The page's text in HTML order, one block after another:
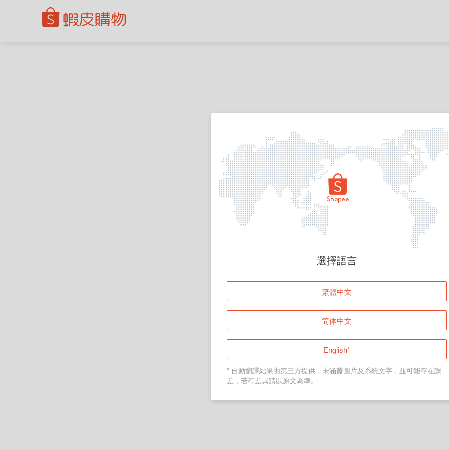
頁面無法顯示
登入
返回首頁
選擇語言
繁體中文
简体中文
English*
* 自動翻譯結果由第三方提供，未涵蓋圖片及系統文字，並可能存在誤
差，若有差異請以原文為準。